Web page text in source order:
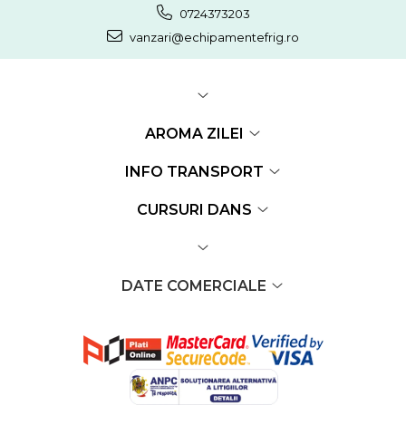
0724373203
vanzari@echipamentefrig.ro
AROMA ZILEI
INFO TRANSPORT
CURSURI DANS
DATE COMERCIALE